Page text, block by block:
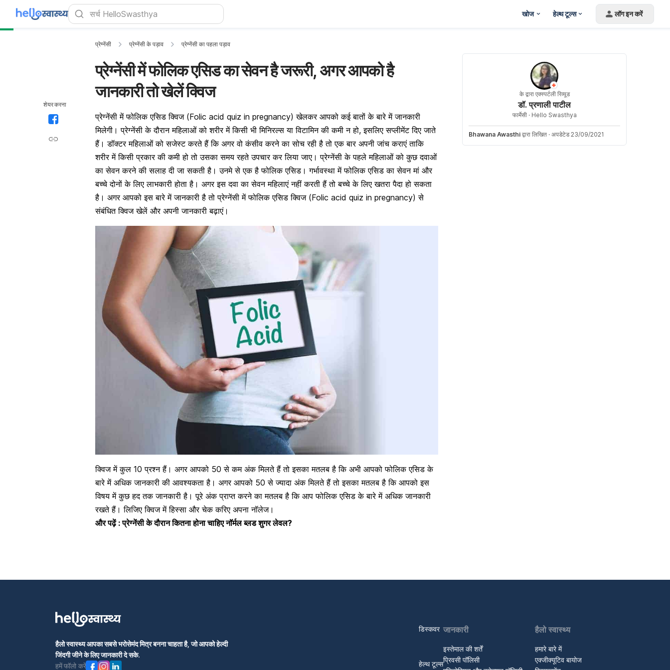
खोज हेल्थ टूल्स लॉग इन करें
शेयर करना
प्रेग्नेंसी प्रेग्नेंसी के पड़ाव प्रेग्नेंसी का पहला पड़ाव
प्रेग्नेंसी में फोलिक एसिड का सेवन है जरूरी, अगर आपको है
जानकारी तो खेलें क्विज
प्रेग्नेंसी में फोलिक एसिड क्विज (Folic acid quiz in pregnancy) खेलकर आपको कई बातों के बारे में जानकारी
मिलेगी। प्रेग्नेंसी के दौरान महिलाओं को शरीर में किसी भी मिनिरल्स या विटामिन की कमी न हो, इसलिए सप्लीमेंट दिए जाते
हैं। डॉक्टर महिलाओं को सजेस्ट करते हैं कि अगर वो कंसीव करने का सोच रही है तो एक बार अपनी जांच कराएं ताकि
शरीर में किसी प्रकार की कमी हो तो उसका समय रहते उपचार कर लिया जाए।प्रेग्नेंसी के पहले महिलाओं को कुछ दवाओं
का सेवन करने की सलाह दी जा सकती है। उनमे से एक है फोलिक एसिड। गर्भावस्था में फोलिक एसिड का सेवन मां और
बच्चे दोनों के लिए लाभकारी होता है। अगर इस दवा का सेवन महिलाएं नहीं करती हैं तो बच्चे के लिए खतरा पैदा हो सकता
है। अगर आपको इस बारे में जानकारी है तो प्रेग्नेंसी में फोलिक एसिड क्विज (Folic acid quiz in pregnancy) से
संबंधित क्विज खेलें और अपनी जानकारी बढ़ाएं।
क्विज में कुल 10 प्रश्न हैं। अगर आपको 50 से कम अंक मिलते हैं तो इसका मतलब है कि अभी आपकोफोलिक एसिड के
बारे में अधिक जानकारी की आवश्यकता है। अगर आपको 50 से ज्यादा अंक मिलते हैं तो इसका मतलब है कि आपको इस
विषय में कुछ हद तक जानकारी है। पूरे अंक प्राप्त करने का मतलब है कि आप फोलिक एसिड के बारे में अधिक जानकारी
रखते हैं। लिजिए क्विज में हिस्सा और चेक करिए अपना नॉलेज।
और पढ़ें :प्रेग्नेंसी के दौरान कितना होना चाहिए नॉर्मल ब्लड शुगर लेवल?
के द्वारा एक्स्पर्टली रिव्यूड
डॉ. प्रणाली पाटील
फार्मेसी · Hello Swasthya
Bhawana Awasthi द्वारा लिखित · अपडेटेड 23/09/2021
हैलो स्वास्थ्य आपका सबसे भरोसेमंद मित्र बनना चाहता है, जो आपको हेल्दी
जिंदगी जीने के लिए जानकारी दे सके.
हमें फॉलो करें
डिस्कवर
हेल्थ टूल्स
जानकारी
इस्तेमाल की शर्तें
प्रिवसी पॉलिसी
हैलो स्वास्थ्य
हमारे बारे में
एक्जीक्यूटिव बायोज